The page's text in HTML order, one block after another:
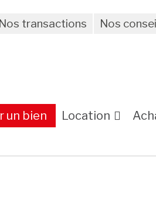
Nos transactions Nos
un bien Location